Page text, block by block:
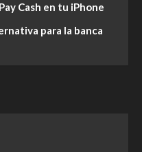
Cash en tu iPhone
para la banca